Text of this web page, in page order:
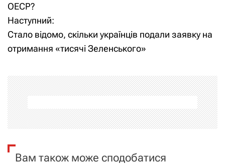
в
і
г
а
ц
і
ОЕСР?
Наступний:
Стало відомо, скільки українців подали заявку на
отримання «тисячі Зеленського»
Вам також може сподобатися